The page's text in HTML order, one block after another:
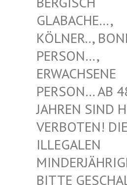
E…, KÖLNER.
., BONNE…,
, ERWACHS
ENE PERSON…
AB 48
SIND HIER
N! DIE ILLEGAL
EN MINDERJ
ÄHRIGEN…
ESCHALTET